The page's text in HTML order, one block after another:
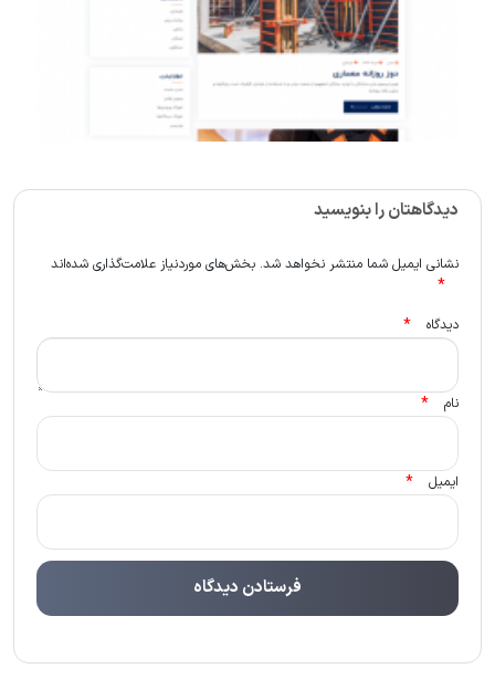
دیدگاهتان را بنویسید
نشانی ایمیل شما منتشر نخواهد شد. بخش‌های موردنیاز علامت‌گذاری شده‌اند
*
دیدگاه *
نام *
ایمیل *